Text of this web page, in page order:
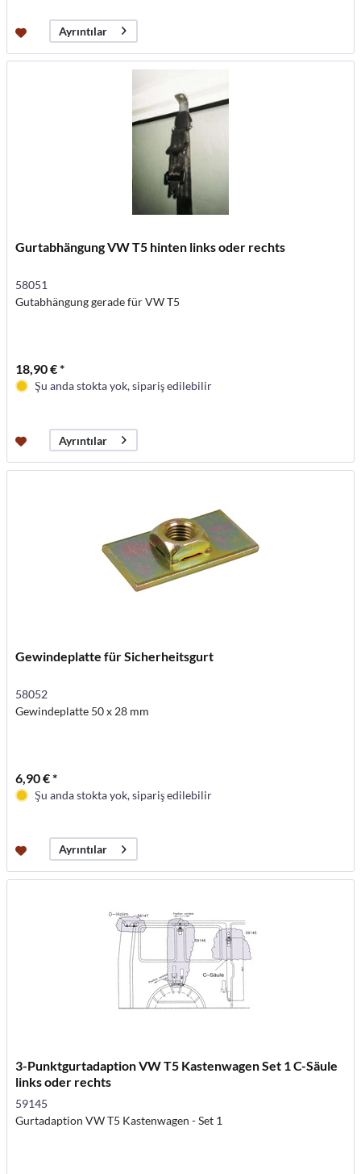
Ayrıntılar
Gurtabhängung VW T5 hinten links oder rechts
58051
Gutabhängung gerade für VW T5
18,90 € *
Şu anda stokta yok, sipariş edilebilir
Ayrıntılar
Gewindeplatte für Sicherheitsgurt
58052
Gewindeplatte 50 x 28 mm
6,90 € *
Şu anda stokta yok, sipariş edilebilir
Ayrıntılar
3-Punktgurtadaption VW T5 Kastenwagen Set 1 C-Säule
links oder rechts
59145
Gurtadaption VW T5 Kastenwagen - Set 1